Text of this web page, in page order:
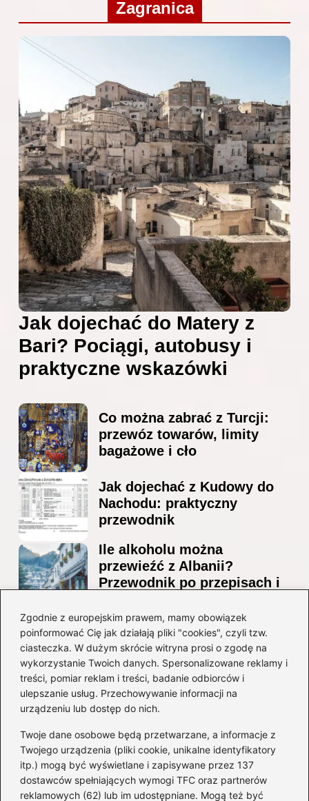
Zgodnie z europejskim prawem, mamy obowiązek
poinformować Cię jak działają pliki "cookies", czyli tzw.
ciasteczka. W dużym skrócie witryna prosi o zgodę na
wykorzystanie Twoich danych. Spersonalizowane reklamy i
treści, pomiar reklam i treści, badanie odbiorców i
ulepszanie usług. Przechowywanie informacji na
urządzeniu lub dostęp do nich.
Twoje dane osobowe będą przetwarzane, a informacje z
Twojego urządzenia (pliki cookie, unikalne identyfikatory
itp.) mogą być wyświetlane i zapisywane przez 137
dostawców spełniających wymogi TFC oraz partnerów
reklamowych (62) lub im udostępniane. Mogą też być
Zagranica
Jak dojechać do Matery z
Bari? Pociągi, autobusy i
praktyczne wskazówki
Co można zabrać z Turcji:
przewóz towarów, limity
bagażowe i cło
Jak dojechać z Kudowy do
Nachodu: praktyczny
przewodnik
Ile alkoholu można
przewieźć z Albanii?
Przewodnik po przepisach i
Ile alkoholu można legalnie
przesłać przez granicę do
Czech?
Kategorie
Ciekawostki(8)
Kultura i tradycje(10)
Loty(234)